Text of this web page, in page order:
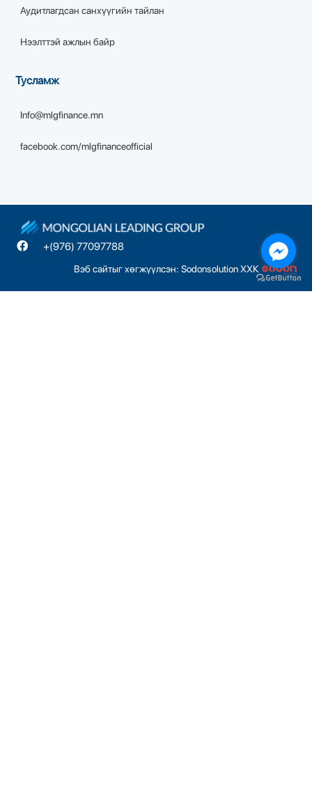
Аудитлагдсан санхүүгийн тайлан
Нээлттэй ажлын байр
Тусламж
Info@mlgfinance.mn
facebook.com/mlgfinanceofficial
+(976) 77097788
Вэб сайтыг хөгжүүлсэн: Sodonsolution ХХК